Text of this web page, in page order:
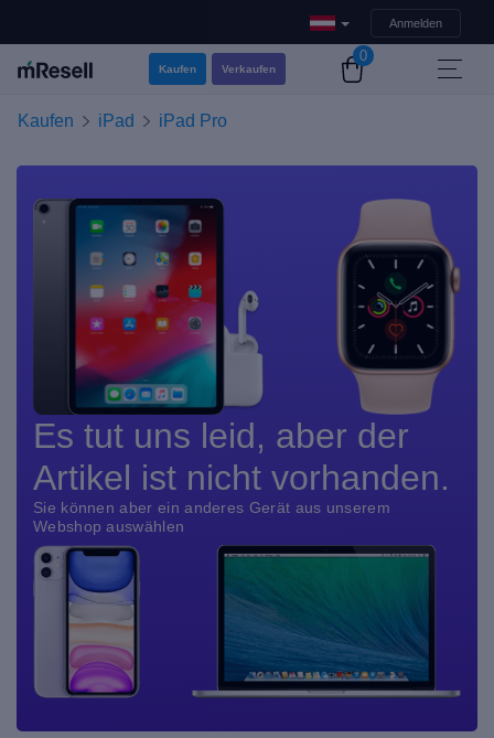
Anmelden
Kaufen Verkaufen
0
Kaufen iPad iPad Pro
Es tut uns leid, aber der
Artikel ist nicht vorhanden.
Sie können aber ein anderes Gerät aus unserem
Webshop auswählen